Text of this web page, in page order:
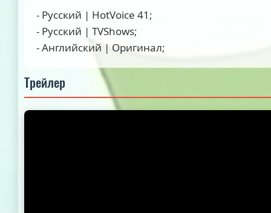
- Русский | HotVoice 41;
- Русский | TVShows;
- Английский | Оригинал;
Трейлер